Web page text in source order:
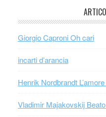
Giorgio Caproni Oh cari
incarti d’arancia
Henrik Nordbrandt
Vladimir Majakovskij